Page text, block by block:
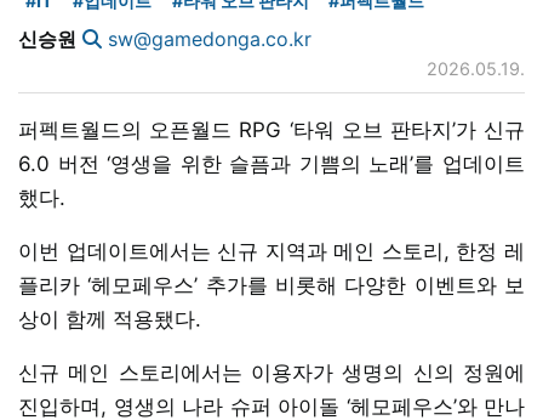
신승원 sw@gamedonga.co.kr
2026.05.19.
퍼펙트월드의 오픈월드 RPG ‘타워 오브 판타지’가 신규
6.0 버전 ‘영생을 위한 슬픔과 기쁨의 노래’를 업데이트
했다.
이번 업데이트에서는 신규 지역과 메인 스토리, 한정 레
플리카 ‘헤모페우스’ 추가를 비롯해 다양한 이벤트와 보
상이 함께 적용됐다.
신규 메인 스토리에서는 이용자가 생명의 신의 정원에
진입하며, 영생의 나라 슈퍼 아이돌 ‘헤모페우스’와 만나